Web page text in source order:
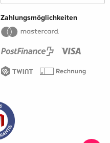
Zahlungsmöglichkeiten